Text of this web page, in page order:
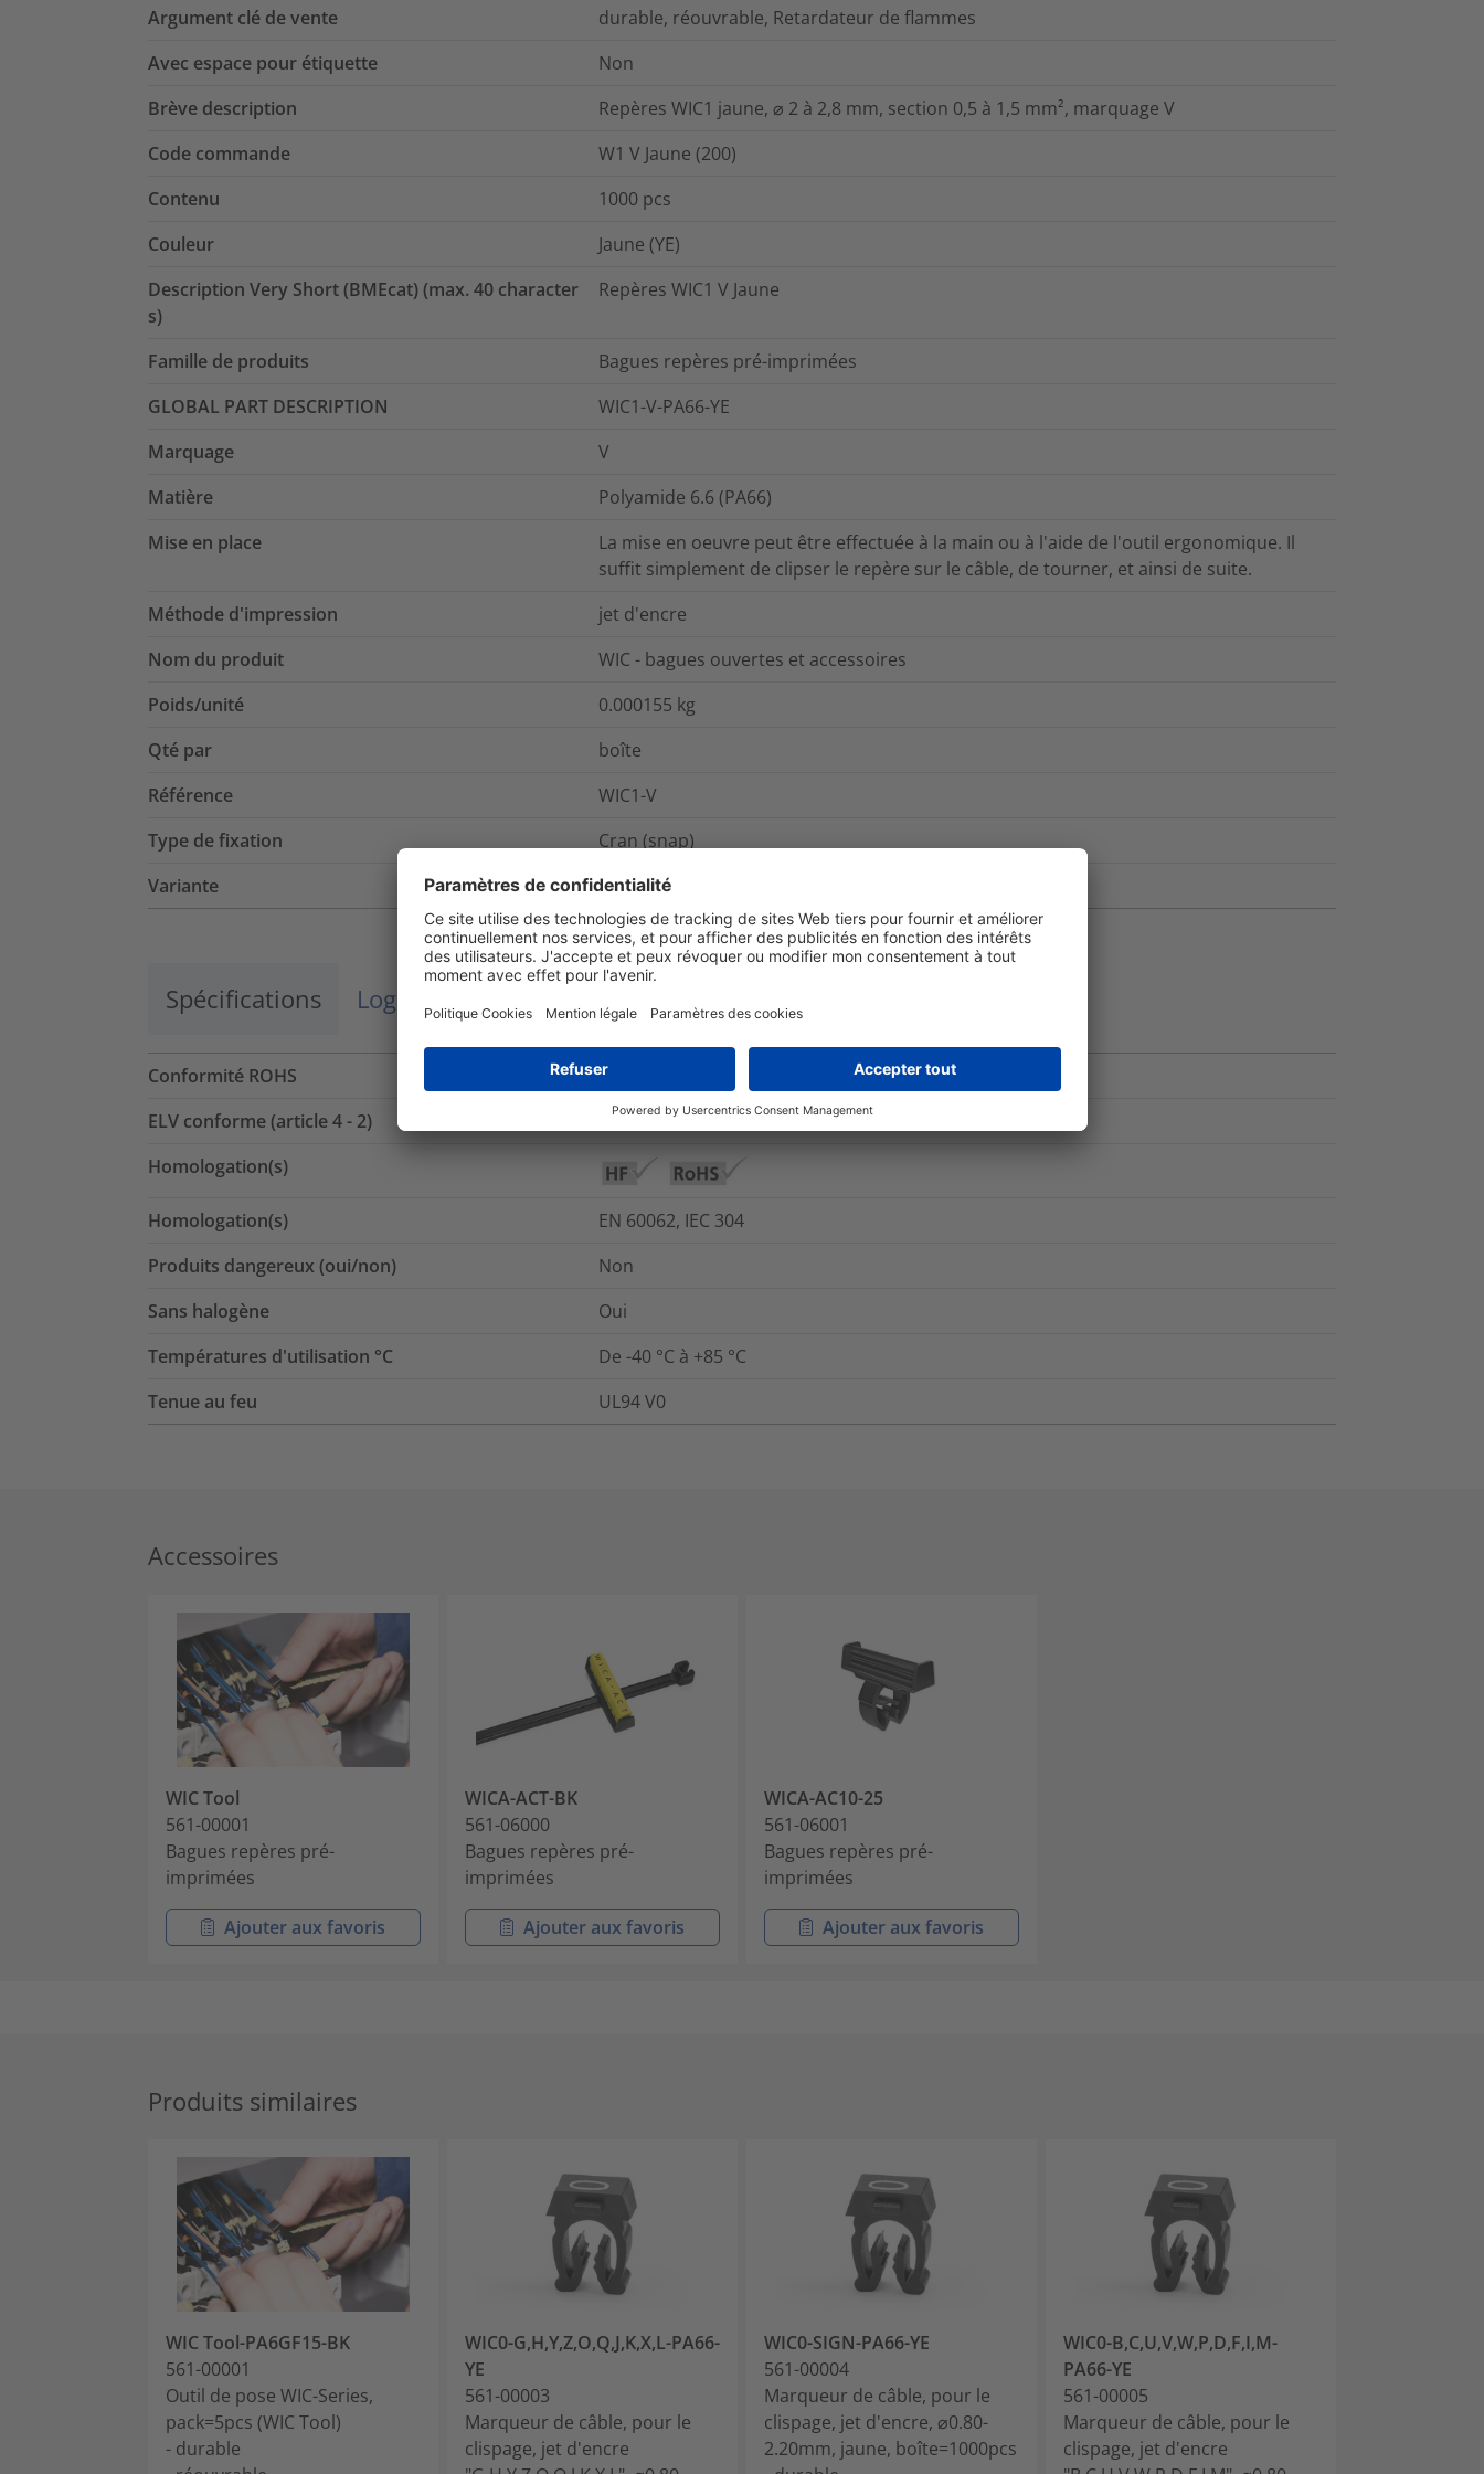
Argument clé de vente
durable, réouvrable, Retardateur de flammes
Avec espace pour étiquette
Non
Brève description
Repères WIC1 jaune, ⌀ 2 à 2,8 mm, section 0,5 à 1,5 mm², marquage V
Code commande
W1 V Jaune (200)
Contenu
1000 pcs
Couleur
Jaune (YE)
Description Very Short (BMEcat) (max. 40 character
s)
Repères WIC1 V Jaune
Famille de produits
Bagues repères pré-imprimées
GLOBAL PART DESCRIPTION
WIC1-V-PA66-YE
Marquage
V
Matière
Polyamide 6.6 (PA66)
Mise en place
La mise en oeuvre peut être effectuée à la main ou à l'aide de l'outil ergonomique. Il
suffit simplement de clipser le repère sur le câble, de tourner, et ainsi de suite.
Méthode d'impression
jet d'encre
Nom du produit
WIC - bagues ouvertes et accessoires
Poids/unité
0.000155 kg
Qté par
boîte
Référence
WIC1-V
Type de fixation
Cran (snap)
Variante
Autres
Spécifications Logistique et emballage
Conformité ROHS
Oui
ELV conforme (article 4 - 2)
Oui
Homologation(s)
Homologation(s)
EN 60062, IEC 304
Produits dangereux (oui/non)
Non
Sans halogène
Oui
Températures d'utilisation °C
De -40 °C à +85 °C
Tenue au feu
UL94 V0
Accessoires
WIC Tool
561-00001
Bagues repères pré-
imprimées
Ajouter aux favoris
WICA-ACT-BK
561-06000
Bagues repères pré-
imprimées
Ajouter aux favoris
WICA-AC10-25
561-06001
Bagues repères pré-
imprimées
Ajouter aux favoris
Produits similaires
WIC Tool-PA6GF15-BK
561-00001
Outil de pose WIC-Series,
pack=5pcs (WIC Tool)
- durable
WIC0-G,H,Y,Z,O,Q,J,K,X,L-PA66-
YE
561-00003
Marqueur de câble, pour le
clispage, jet d'encre
WIC0-SIGN-PA66-YE
561-00004
Marqueur de câble, pour le
clispage, jet d'encre, ⌀0.80-
2.20mm, jaune, boîte=1000pcs
WIC0-B,C,U,V,W,P,D,F,I,M-
PA66-YE
561-00005
Marqueur de câble, pour le
clispage, jet d'encre